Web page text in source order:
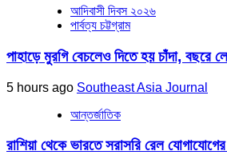
আদিবাসী দিবস ২০২৬
পার্বত্য চট্টগ্রাম
পাহাড়ে মুরগি বেচলেও দিতে হয় চাঁদা, বছরে
5 hours ago Southeast Asia Journal
আন্তর্জাতিক
রাশিয়া থেকে ভারতে সরাসরি রেল